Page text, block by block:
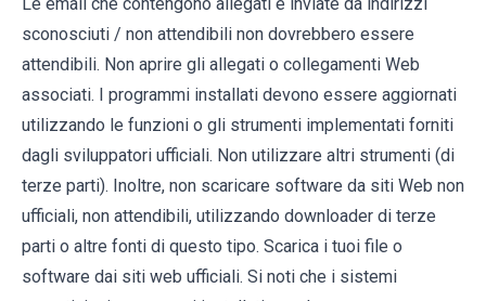
sconosciuti / non attendibili non dovrebbero essere
attendibili. Non aprire gli allegati o collegamenti Web
associati. I programmi installati devono essere aggiornati
utilizzando le funzioni o gli strumenti implementati forniti
dagli sviluppatori ufficiali. Non utilizzare altri strumenti (di
terze parti). Inoltre, non scaricare software da siti Web non
ufficiali, non attendibili, utilizzando downloader di terze
parti o altre fonti di questo tipo. Scarica i tuoi file o
software dai siti web ufficiali. Si noti che i sistemi